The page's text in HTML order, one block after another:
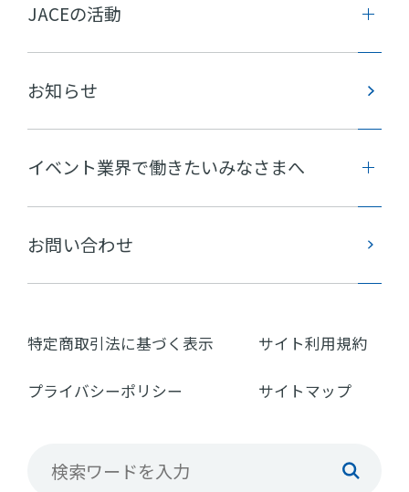
JACEの活動
お知らせ
イベント業界で働きたいみなさまへ
お問い合わせ
特定商取引法に基づく表示 サイト利用規約
プライバシーポリシー サイトマップ